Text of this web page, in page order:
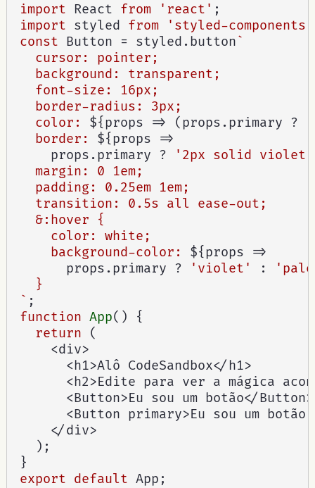
import React from 'react' ;
import styled from 'styled-components'
const Button = styled . button`
  cursor: pointer;
  background: transparent;
  font-size: 16px;
  border-radius: 3px;
  color:
${props => ( props . primary ?
  border:
${props =>
    props
. primary ?
'2px solid violet'
  margin: 0 1em;
  padding: 0.25em 1em;
  transition: 0.5s all ease-out;
  &:hover {
    color: white;
    background-color:
${props =>
      props
. primary ? 'violet' :
  }
` ;
function App( )
{
return
(
<div>
<h1>Alô CodeSandbox</h1>
<h2>Edite para ver a mágica
<Button>Eu sou um botão</Button>
<Button primary>Eu sou um
</div>
) ;
}
export default App ;